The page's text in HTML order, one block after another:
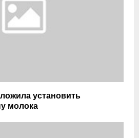
установить
молока